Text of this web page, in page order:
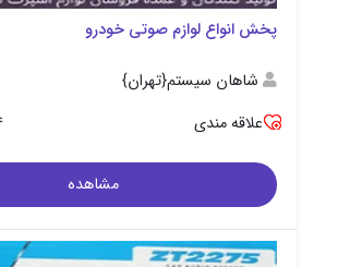
پخش انواع لوازم صوتی خودرو
شاهان سیستم{تهران}
علاقه مندی
مشاهده